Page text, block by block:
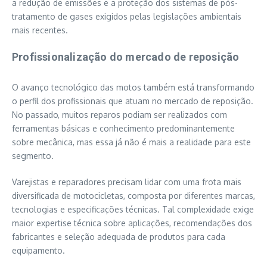
a redução de emissões e a proteção dos sistemas de pós-
tratamento de gases exigidos pelas legislações ambientais
mais recentes.
Profissionalização do mercado de reposição
O avanço tecnológico das motos também está transformando
o perfil dos profissionais que atuam no mercado de reposição.
No passado, muitos reparos podiam ser realizados com
ferramentas básicas e conhecimento predominantemente
sobre mecânica, mas essa já não é mais a realidade para este
segmento.
Varejistas e reparadores precisam lidar com uma frota mais
diversificada de motocicletas, composta por diferentes marcas,
tecnologias e especificações técnicas. Tal complexidade exige
maior expertise técnica sobre aplicações, recomendações dos
fabricantes e seleção adequada de produtos para cada
equipamento.